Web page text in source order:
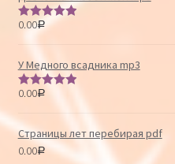
Оценка
0.00Р
У Медного всадника mp3
Оценка
0.00Р
Страницы лет перебирая pdf
0.00Р